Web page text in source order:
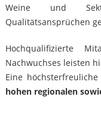
Weine und
Qualitätsansprüchen
Hochqualifizierte
Nachwuchses leisten
Eine
hohen regionalen